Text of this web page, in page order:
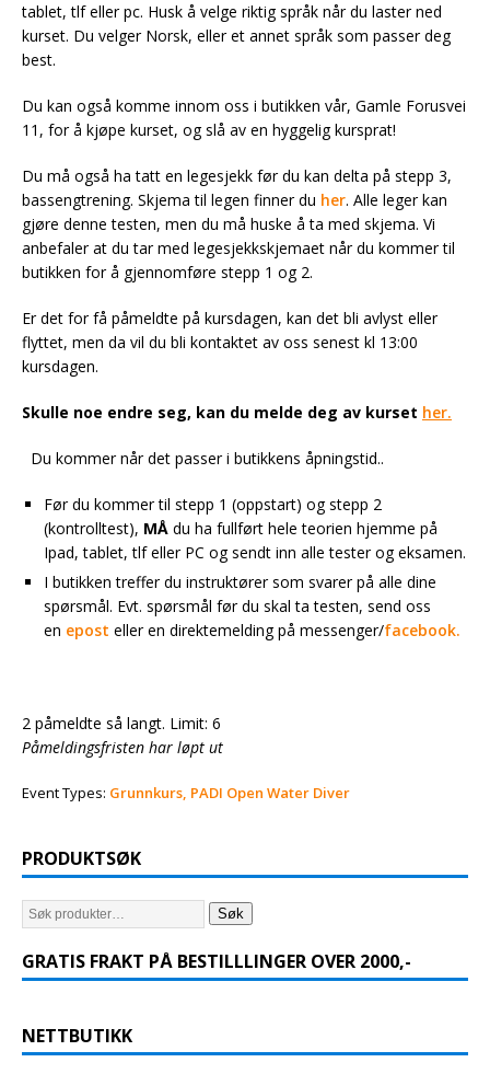
tablet, tlf eller pc. Husk å velge riktig språk når du laster ned
kurset. Du velger Norsk, eller et annet språk som passer deg
best.
Du kan også komme innom oss i butikken vår, Gamle Forusvei
11, for å kjøpe kurset, og slå av en hyggelig kursprat!
Du må også ha tatt en legesjekk før du kan delta på stepp 3,
bassengtrening. Skjema til legen finner du her. Alle leger kan
gjøre denne testen, men du må huske å ta med skjema. Vi
anbefaler at du tar med legesjekkskjemaet når du kommer til
butikken for å gjennomføre stepp 1 og 2.
Er det for få påmeldte på kursdagen, kan det bli avlyst eller
flyttet, men da vil du bli kontaktet av oss senest kl 13:00
kursdagen.
Skulle noe endre seg, kan du melde deg av kurset her.
Du kommer når det passer i butikkens åpningstid..
Før du kommer til stepp 1 (oppstart) og stepp 2
(kontrolltest), MÅ du ha fullført hele teorien hjemme på
Ipad, tablet, tlf eller PC og sendt inn alle tester og eksamen.
I butikken treffer du instruktører som svarer på alle dine
spørsmål. Evt. spørsmål før du skal ta testen, send oss
en epost eller en direktemelding på messenger/facebook.
2 påmeldte så langt. Limit: 6
Påmeldingsfristen har løpt ut
Event Types: Grunnkurs, PADI Open Water Diver
PRODUKTSØK
Søk
GRATIS FRAKT PÅ BESTILLLINGER OVER 2000,-
NETTBUTIKK